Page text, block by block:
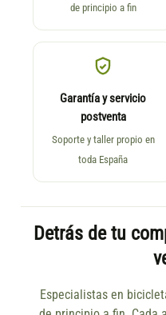
de principio a fin
Garantía y servicio
postventa
Soporte y taller propio en
toda España
Detrás de tu
Especialistas en